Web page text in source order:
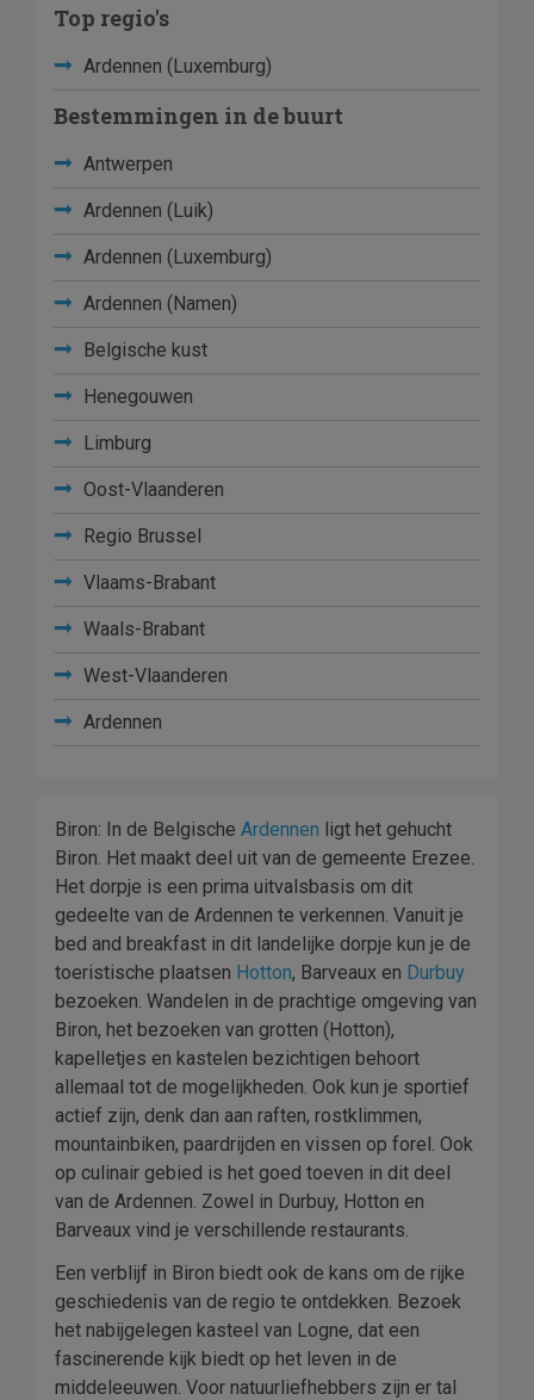
Top regio's
Ardennen (Luxemburg)
Bestemmingen in de buurt
Antwerpen
Ardennen (Luik)
Ardennen (Luxemburg)
Ardennen (Namen)
Belgische kust
Henegouwen
Limburg
Oost-Vlaanderen
Regio Brussel
Vlaams-Brabant
Waals-Brabant
West-Vlaanderen
Ardennen
Biron: In de Belgische Ardennen ligt het gehucht
Biron. Het maakt deel uit van de gemeente Erezee.
Het dorpje is een prima uitvalsbasis om dit
gedeelte van de Ardennen te verkennen. Vanuit je
bed and breakfast in dit landelijke dorpje kun je de
toeristische plaatsen Hotton, Barveaux en Durbuy
bezoeken. Wandelen in de prachtige omgeving van
Biron, het bezoeken van grotten (Hotton),
kapelletjes en kastelen bezichtigen behoort
allemaal tot de mogelijkheden. Ook kun je sportief
actief zijn, denk dan aan raften, rostklimmen,
mountainbiken, paardrijden en vissen op forel. Ook
op culinair gebied is het goed toeven in dit deel
van de Ardennen. Zowel in Durbuy, Hotton en
Barveaux vind je verschillende restaurants.
Een verblijf in Biron biedt ook de kans om de rijke
geschiedenis van de regio te ontdekken. Bezoek
het nabijgelegen kasteel van Logne, dat een
fascinerende kijk biedt op het leven in de
middeleeuwen. Voor natuurliefhebbers zijn er tal